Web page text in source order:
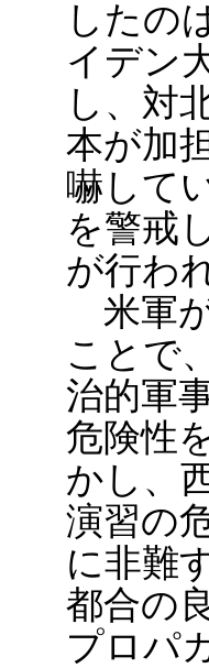
したの
イデン
し、対
本が加
嚇して
を警戒
が行わ
米軍
ことで
治的軍
危険性
かし、
演習の
に非難
都合の
プロパ